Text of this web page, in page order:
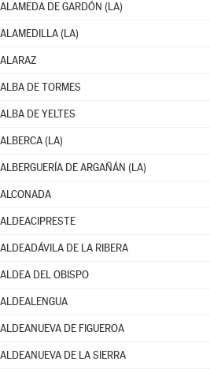
ALAMEDA DE GARDÓN (LA)
ALAMEDILLA (LA)
ALARAZ
ALBA DE TORMES
ALBA DE YELTES
ALBERCA (LA)
ALBERGUERÍA DE ARGAÑÁN (LA)
ALCONADA
ALDEACIPRESTE
ALDEADÁVILA DE LA RIBERA
ALDEA DEL OBISPO
ALDEALENGUA
ALDEANUEVA DE FIGUEROA
ALDEANUEVA DE LA SIERRA